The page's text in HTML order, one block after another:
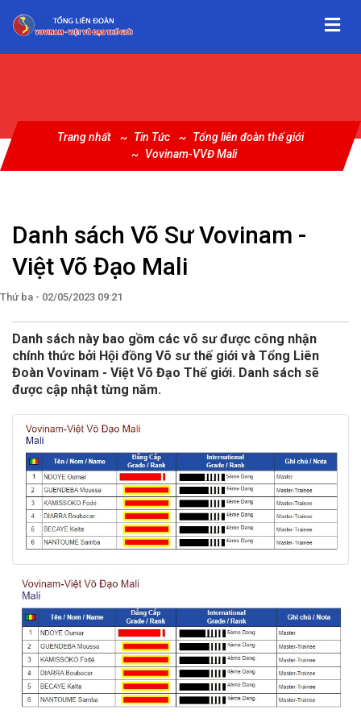
Trang nhất Tin Tức
Tổng liên đoàn thế giới
Vovinam-VVĐ Mali
Danh sách Võ Sư Vovinam -
Việt Võ Đạo Mali
Thứ ba - 02/05/2023 09:21
Danh sách này bao gồm các võ sư được công nhận
chính thức bởi Hội đồng Võ sư thế giới và Tổng Liên
Đoàn Vovinam - Việt Võ Đạo Thế giới. Danh sách sẽ
được cập nhật từng năm.